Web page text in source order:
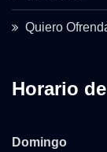
Quiero
Horario
Domingo